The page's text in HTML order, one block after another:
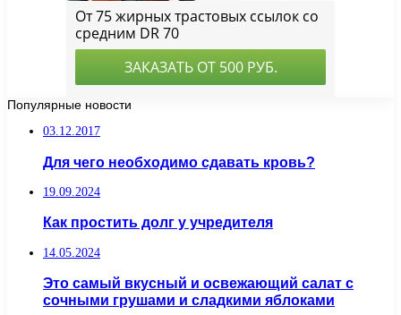
Популярные новости
03.12.2017
Для чего необходимо сдавать кровь?
19.09.2024
Как простить долг у учредителя
14.05.2024
Это самый вкусный и освежающий салат с
сочными грушами и сладкими яблоками